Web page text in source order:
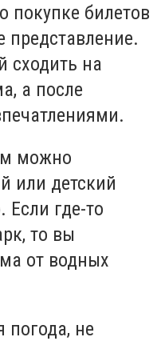
покупке билетов
представление.
сходить на
а после
можно
или детский
Если где-то
то вы
от водных
погода, не